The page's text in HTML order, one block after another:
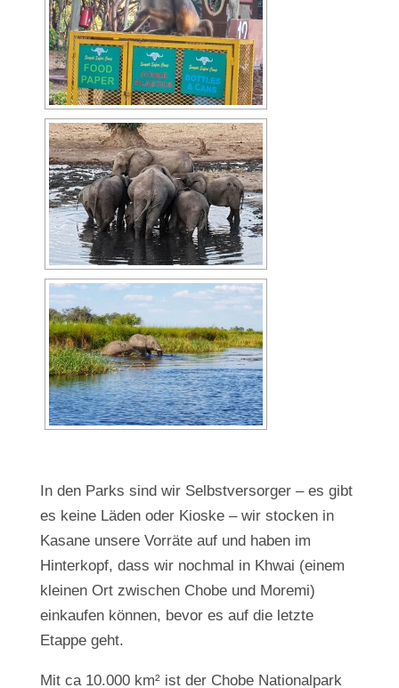
In den Parks sind wir Selbstversorger – es gibt
es keine Läden oder Kioske – wir stocken in
Kasane unsere Vorräte auf und haben im
Hinterkopf, dass wir nochmal in Khwai (einem
kleinen Ort zwischen Chobe und Moremi)
einkaufen können, bevor es auf die letzte
Etappe geht.
Mit ca 10.000 km² ist der Chobe Nationalpark